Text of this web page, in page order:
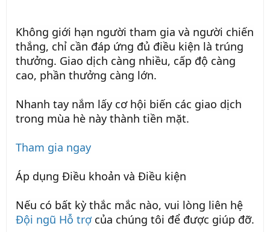
Không giới hạn người tham gia và người chiến
thắng, chỉ cần đáp ứng đủ điều kiện là trúng
thưởng. Giao dịch càng nhiều, cấp độ càng
cao, phần thưởng càng lớn.
Nhanh tay nắm lấy cơ hội biến các giao dịch
trong mùa hè này thành tiền mặt.
Tham gia ngay
Áp dụng Điều khoản và Điều kiện
Nếu có bất kỳ thắc mắc nào, vui lòng liên hệ
Đội ngũ Hỗ trợ của chúng tôi để được giúp đỡ.